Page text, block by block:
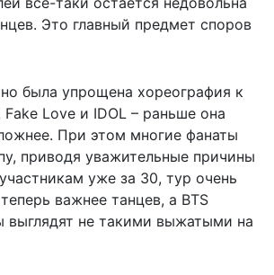
Это главный предмет споров
была упрощена хореография к
Fake Love и IDOL – раньше она
При этом многие фанаты
приводя уважительные причины
уже за 30, тур очень
важнее танцев, а BTS
выглядят не такими выжатыми на